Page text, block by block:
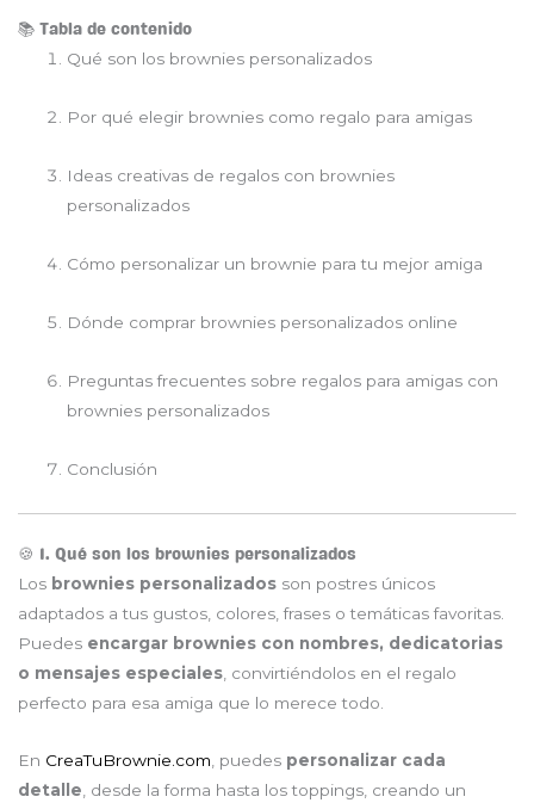
📚 Tabla de contenido
Qué son los brownies personalizados
Por qué elegir brownies como regalo para amigas
Ideas creativas de regalos con brownies
personalizados
Cómo personalizar un brownie para tu mejor amiga
Dónde comprar brownies personalizados online
Preguntas frecuentes sobre regalos para amigas con
brownies personalizados
Conclusión
🍪 1. Qué son los brownies personalizados
Los brownies personalizados son postres únicos
adaptados a tus gustos, colores, frases o temáticas favoritas.
Puedes encargar brownies con nombres, dedicatorias
o mensajes especiales , convirtiéndolos en el regalo
perfecto para esa amiga que lo merece todo.
En CreaTuBrownie.com, puedes personalizar cada
detalle, desde la forma hasta los toppings, creando un